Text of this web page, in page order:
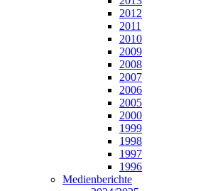
2012
2011
2010
2009
2008
2007
2006
2005
2000
1999
1998
1997
1996
Medienberichte